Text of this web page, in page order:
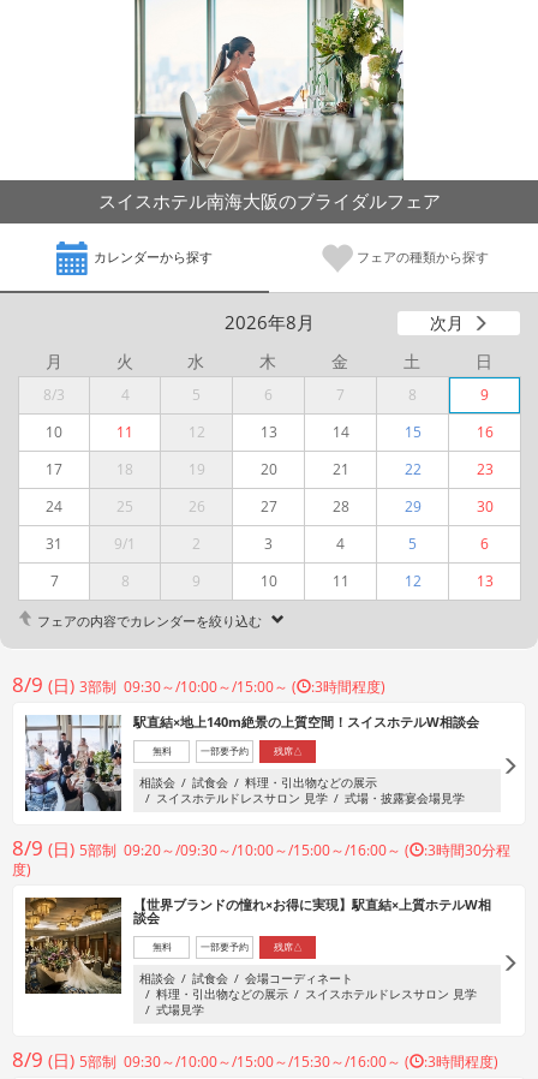
スイスホテル南海大阪のブライダルフェア
カレンダーから探す フェアの種類から探す
2026年8月
次月
月
火 水 木 金 土 日
8/3 4 5 6 7 8
9
10
11 12 13 14 15
16
17
18 19 20 21 22
23
24
25 26 27 28 29
30
31
9/1 2 3 4 5
6
7
8 9 10 11 12 13
フェアの内容でカレンダーを絞り込む
8/9 (日) 3部制 09:30～/10:00～/15:00～ ( :3時間程度)
駅直結×地上140m絶景の上質空間！スイスホテルW相談会
無料 一部要予約 残席△
相談会 試食会
料理・引出物などの展示
スイスホテルドレスサロン 見学
式場・披露宴会場見学
8/9 (日) 5部制 09:20～/09:30～/10:00～/15:00～/16:00～ (
:3時間30分程
度)
【世界ブランドの憧れ×お得に実現】駅直結×上質ホテルW相
談会
無料 一部要予約 残席△
相談会 試食会
会場コーディネート
料理・引出物などの展示
スイスホテルドレスサロン 見学
式場見学
8/9 (日) 5部制 09:30～/10:00～/15:00～/15:30～/16:00～ ( :3時間程度)